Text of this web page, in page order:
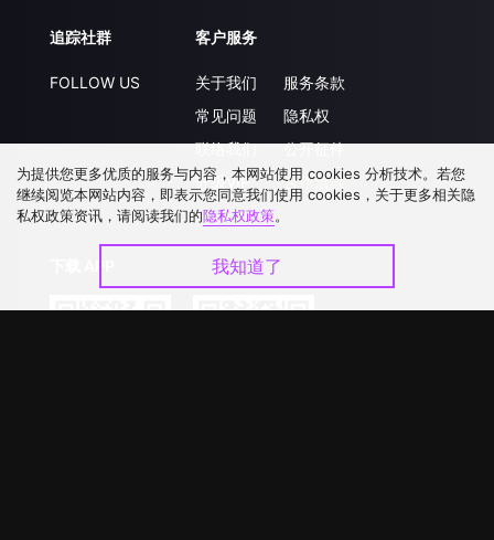
追踪社群
FOLLOW US
客户服务
关于我们
常见问题
联络我们
升级VIP
服务条款
隐私权
公开征件
合作洽談
为提供您更多优质的服务与内容，本网站使用 cookies 分析技术。若您
继续阅览本网站内容，即表示您同意我们使用 cookies，关于更多相关隐
私权政策资讯，请阅读我们的隐私权政策。
我知道了